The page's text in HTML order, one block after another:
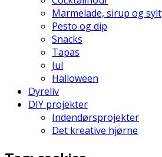
Marmelade, sirup og sylt
Pesto og dip
Snacks
Tapas
Jul
Halloween
Dyreliv
DIY projekter
Indendørsprojekter
Det kreative hjørne